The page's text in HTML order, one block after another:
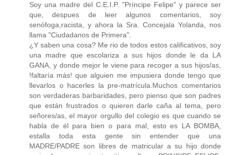
Soy una madre del C.E.I.P. "Príncipe Felipe" y parece ser
que, despues de leer algunos comentarios, soy
senófoga,racista, y ahora la Sra. Concejala Yolanda, nos
llama "Ciudadanos de Primera".
¿Y saben una cosa? Me rio de todos estos calificativos, soy
una madre que escolariza a sus hijos donde le da LA
GANA, y donde mejor le viene para recoger a sus hijos/as,
!faltaría más! que alguien me impusiera donde tengo que
llevarlos o hacerles la pre-matrícula.Muchos comentarios
son verdaderas barbaridades, pero pienso que son padres
que están frustrados o quieren darle caña al tema, pero
señores/as, el mayor orgullo del colegio es que cuando se
habla de él para bien o para mal, esto es LA BOMBA,
estalla toda esta gente sin entender que una
MADRE/PADRE son libres de matricular a su hijo donde